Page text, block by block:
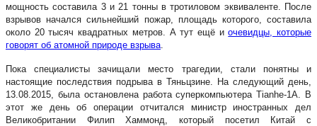
мощность составила 3 и 21 тонны в тротиловом эквиваленте. После
взрывов начался сильнейший пожар, площадь которого, составила
около 20 тысяч квадратных метров. А тут ещё иочевидцы, которые
говорят об атомной природе взрыва
Пока специалисты зачищали место трагедии, стали понятны и
настоящие последствия подрыва в Тяньцзине. На следующий день,
13.08.2015, была остановлена работа суперкомпьютера Tianhe-1A. В
этот же день об операции отчитался министр иностранных дел
Великобритании Филип Хаммонд, который посетил Китай с